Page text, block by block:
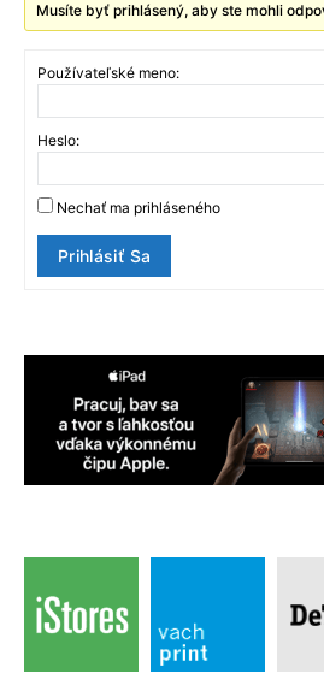
Musíte byť prihlásený, aby ste mohli
Používateľské meno:
Heslo:
Nechať ma prihláseného
Prihlásiť Sa